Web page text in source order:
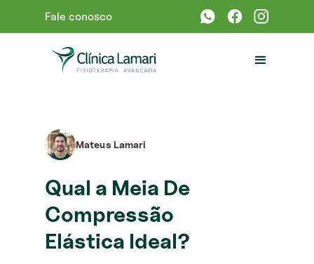
Fale conosco
Mateus Lamari
Qual a Meia De
Compressão
Elástica Ideal?